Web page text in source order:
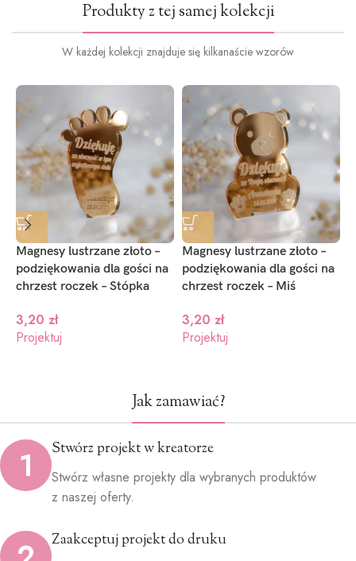
Produkty z tej samej kolekcji
W każdej kolekcji znajduje się kilkanaście wzorów
Magnesy lustrzane złoto –
podziękowania dla gości na
chrzest roczek – Stópka
3,20 zł
Projektuj
Magnesy lustrzane złoto –
podziękowania dla gości na
chrzest roczek – Miś
3,20 zł
Projektuj
Jak zamawiać?
1 Stwórz projekt w kreatorze
Stwórz własne projekty dla wybranych produktów
z naszej oferty.
Zaakceptuj projekt do druku